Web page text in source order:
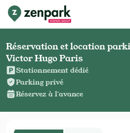
Réservation et location
Victor Hugo Paris
Stationnement dédié
Parking privé
Réservez à l'avance